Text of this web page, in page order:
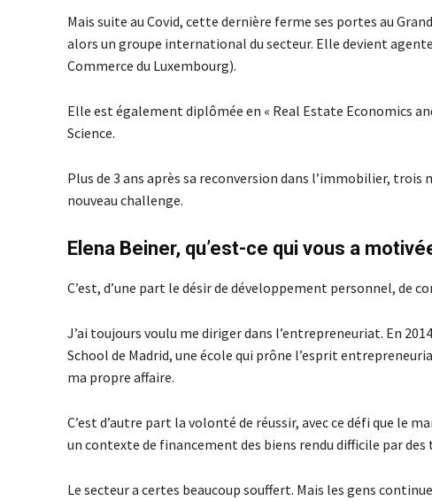
Mais suite au Covid, cette dernière ferme ses portes au
alors un groupe international du secteur. Elle devient
Commerce du Luxembourg).
Elle est également diplômée en « Real Estate Economics
Science.
Plus de 3 ans après sa reconversion dans l’immobilier,
nouveau challenge.
Elena Beiner, qu’est-ce qui vous a
C’est, d’une part le désir de développement personnel, de
J’ai toujours voulu me diriger dans l’entrepreneuriat. En
School de Madrid, une école qui prône l’esprit
ma propre affaire.
C’est d’autre part la volonté de réussir, avec ce défi que le
un contexte de financement des biens rendu difficile par des
Le secteur a certes beaucoup souffert. Mais les gens